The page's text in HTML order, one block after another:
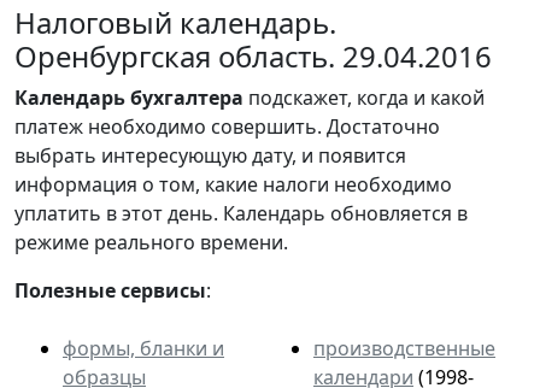
Налоговый календарь.
Оренбургская область. 29.04.2016
Календарьбухгалтера подскажет, когда и какой
платеж необходимо совершить. Достаточно
выбрать интересующую дату, и появится
информация о том, какие налоги необходимо
уплатить в этот день. Календарь обновляется в
режиме реального времени.
Полезные сервисы:
формы, бланки и
образцы
производственные
календари (1998-